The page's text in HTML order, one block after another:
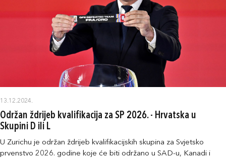
13.12.2024.
Održan ždrijeb kvalifikacija za SP 2026. - Hrvatska u
Skupini D ili L
U Zurichu je održan ždrijeb kvalifikacijskih skupina za Svjetsko
prvenstvo 2026. godine koje će biti održano u SAD-u, Kanadi i